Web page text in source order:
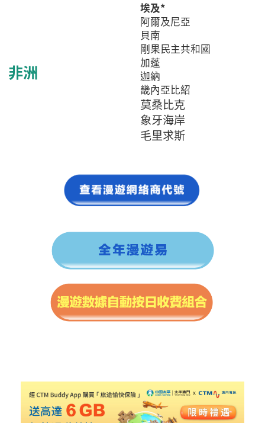
非洲
埃及*
阿爾及尼亞
貝南
剛果民主共和國
加蓬
迦納
畿內亞比紹
莫桑比克
象牙海岸
毛里求斯